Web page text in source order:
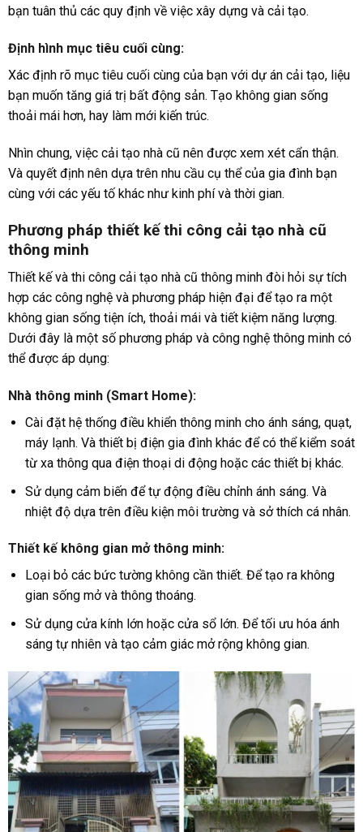
bạn tuân thủ các quy định về việc xây dựng và cải tạo.
Định hình mục tiêu cuối cùng:
Xác định rõ mục tiêu cuối cùng của bạn với dự án cải tạo, liệu
bạn muốn tăng giá trị bất động sản. Tạo không gian sống
thoải mái hơn, hay làm mới kiến trúc.
Nhìn chung, việc cải tạo nhà cũ nên được xem xét cẩn thận.
Và quyết định nên dựa trên nhu cầu cụ thể của gia đình bạn
cùng với các yếu tố khác như kinh phí và thời gian.
Phương pháp thiết kế thi công cải tạo nhà cũ
thông minh
Thiết kế và thi công cải tạo nhà cũ thông minh đòi hỏi sự tích
hợp các công nghệ và phương pháp hiện đại để tạo ra một
không gian sống tiện ích, thoải mái và tiết kiệm năng lượng.
Dưới đây là một số phương pháp và công nghệ thông minh có
thể được áp dụng:
Nhà thông minh (Smart Home):
Cài đặt hệ thống điều khiển thông minh cho ánh sáng, quạt,
máy lạnh. Và thiết bị điện gia đình khác để có thể kiểm soát
từ xa thông qua điện thoại di động hoặc các thiết bị khác.
Sử dụng cảm biến để tự động điều chỉnh ánh sáng. Và
nhiệt độ dựa trên điều kiện môi trường và sở thích cá nhân.
Thiết kế không gian mở thông minh:
Loại bỏ các bức tường không cần thiết. Để tạo ra không
gian sống mở và thông thoáng.
Sử dụng cửa kính lớn hoặc cửa sổ lớn. Để tối ưu hóa ánh
sáng tự nhiên và tạo cảm giác mở rộng không gian.